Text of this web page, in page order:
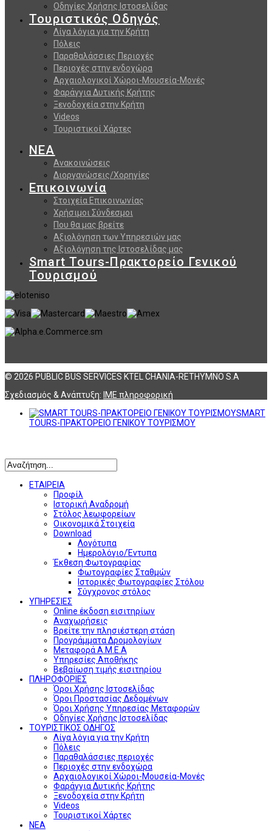
Οδηγίες Χρήσης Ιστοσελίδας
Τουριστικός Οδηγός
Λίγα λόγια για την Κρήτη
Πόλεις
Παραθαλάσσιες Περιοχές
Περιοχές στην ενδοχώρα
Αρχαιολογικοί Χώροι-Μουσεία-Μονές
Φαράγγια Δυτικής Κρήτης
Ξενοδοχεία στην Κρήτη
Videos
Τουριστικοί Χάρτες
ΝΕΑ
Ανακοινώσεις
Διοργανώσεις/Χορηγίες
Επικοινωνία
Στοιχεία Επικοινωνίας
Χρήσιμοι Σύνδεσμοι
Που θα μας βρείτε
Αξιολόγηση των Υπηρεσιών μας
Αξιολόγηση της Ιστοσελίδας μας
Smart Tours-Πρακτορείο Γενικού
Τουρισμού
© 2026 PUBLIC BUS SERVICES KTEL CHANIA-RETHYMNO S.A
Σχεδιασμός & Ανάπτυξη: ΙΜΕ πληροφορική
SMART
TOURS-ΠΡΑΚΤΟΡΕΙΟ ΓΕΝΙΚΟΥ ΤΟΥΡΙΣΜΟΥ
ΕΤΑΙΡΕΙΑ
Προφίλ
Ιστορική Αναδρομή
Στόλος λεωφορείων
Οικονομικά Στοιχεία
Download
Λογότυπα
Ημερολόγιο/Έντυπα
Έκθεση Φωτογραφίας
Φωτογραφίες Σταθμών
Ιστορικές Φωτογραφίες Στόλου
Σύγχρονος στόλος
ΥΠΗΡΕΣΙΕΣ
Online έκδοση εισιτηρίων
Αναχωρήσεις
Βρείτε την πλησιέστερη στάση
Προγράμματα Δρομολογίων
Μεταφορά Α.Μ.Ε.Α
Υπηρεσίες Αποθήκης
Βεβαίωση τιμής εισιτηρίου
ΠΛΗΡΟΦΟΡΙΕΣ
Όροι Χρήσης Ιστοσελίδας
Όροι Προστασίας Δεδομένων
Όροι Χρήσης Υπηρεσίας Μεταφορών
Οδηγίες Χρήσης Ιστοσελίδας
ΤΟΥΡΙΣΤΙΚΟΣ ΟΔΗΓΟΣ
Λίγα λόγια για την Κρήτη
Πόλεις
Παραθαλάσσιες περιοχές
Περιοχές στην ενδοχώρα
Αρχαιολογικοί Χώροι-Μουσεία-Μονές
Φαράγγια Δυτικής Κρήτης
Ξενοδοχεία στην Κρήτη
Videos
Τουριστικοί Χάρτες
ΝΕΑ